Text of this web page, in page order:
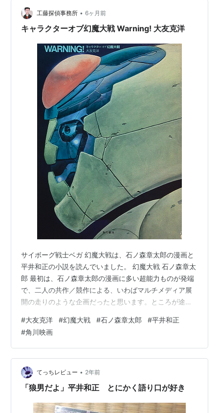
大戦」は、最初の秋田書店のコミックスも、講…
工藤探偵事務所 • 6ヶ月前
キャラクターオブ幻魔大戦 Warning! 大友克洋
サイボーグ戦士ベガ 幻魔大戦は、石ノ森章太郎の漫画と
平井和正の小説を読んでいました。 幻魔大戦 石ノ森章太
郎 最初は、石ノ森章太郎の漫画に多い超能力ものが発端
で、二人の共作／競作による、いわばマルチメディア展
開の走りのような企画だったと思います。ところが途中
いきました。 幻魔大戦 石ノ森章太郎 ベガ アニメ化され
たのはそれからだいぶ後で、内容は初期設定に近いもの
でしたが、独自の再構成が入っていて、それなりの仕上
がりでした。 この角川映画でも相当もめた様子です。 た
だ、 「サイボーグ戦士 ベガ」 のデザインには圧倒され
ました。 キャラクターデザイ…
#大友克洋 #幻魔大戦 #石ノ森章太郎 #平井和正
#角川映画
てっちレビュー • 2年前
「狼男だよ」平井和正 とにかく語り口が好き